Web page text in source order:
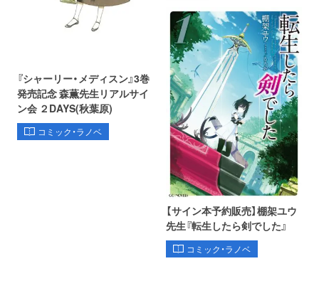
『シャーリー・メディスン』3巻
発売記念 森薫先生リアルサイ
ン会 ２DAYS(秋葉原)
コミック・ラノベ
【サイン本予約販売】棚架ユウ
先生『転生したら剣でした』
コミック・ラノベ